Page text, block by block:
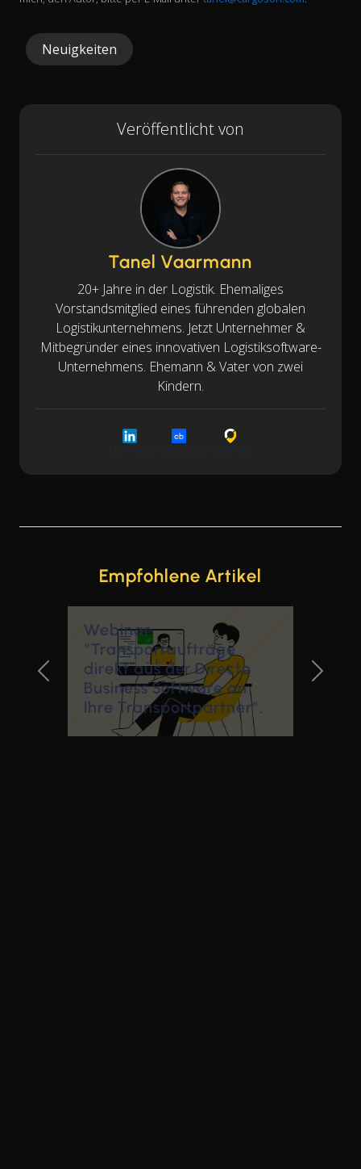
Neuigkeiten
Veröffentlicht von
Tanel Vaarmann
20+ Jahre in der Logistik. Ehemaliges
Vorstandsmitglied eines führenden globalen
Logistikunternehmens. Jetzt Unternehmer &
Mitbegründer eines innovativen Logistiksoftware-
Unternehmens. Ehemann & Vater von zwei
Kindern.
Empfohlene Artikel
Webinar
"Transportaufträge
direkt aus der Directo
Business Software an
Ihre Transportpartner".
Previous Slide Next